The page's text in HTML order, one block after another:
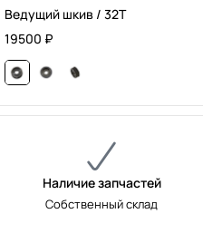
Ведущий шкив / 32T
19500 ₽
Наличие запчастей
Собственный склад